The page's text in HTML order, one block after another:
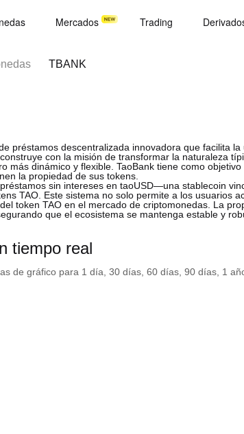
Mercados Trading
TBANK
préstamos descentralizada innovadora que facilita
con la misión de transformar la naturaleza
más dinámico y flexible. TaoBank tiene como
la propiedad de sus tokens.
sin intereses en taoUSD—una stablecoin
TAO. Este sistema no solo permite a los usuarios
token TAO en el mercado de criptomonedas. La
que el ecosistema se mantenga estable y
tiempo real
de gráfico para 1 día, 30 días, 60 días, 90 días, 1